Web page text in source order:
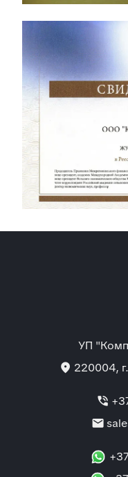
УП
location_on 220004, г.
phone_in_talk
mail